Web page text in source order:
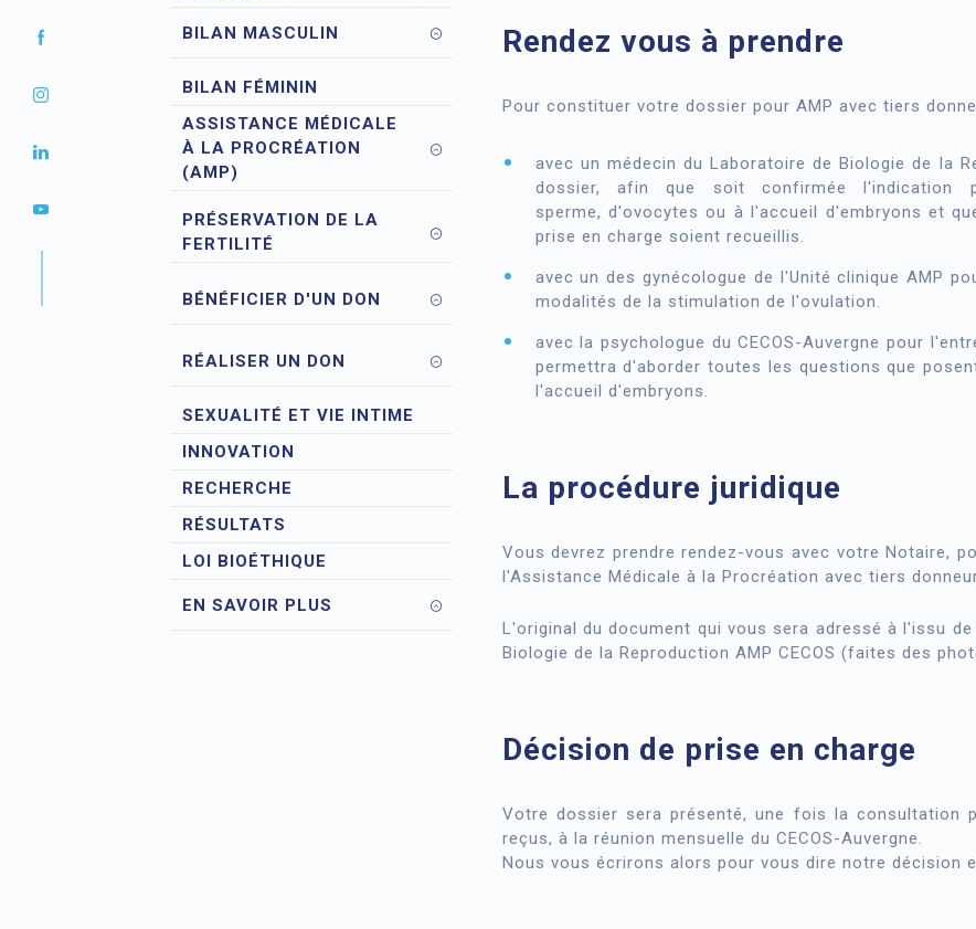
BILAN MASCULIN
BILAN FÉMININ
ASSISTANCE MÉDICALE
À LA PROCRÉATION
(AMP)
PRÉSERVATION DE LA
FERTILITÉ
BÉNÉFICIER D'UN DON
RÉALISER UN DON
SEXUALITÉ ET VIE INTIME
INNOVATION
RECHERCHE
RÉSULTATS
LOI BIOÉTHIQUE
EN SAVOIR PLUS
Rendez vous à prendre
Pour constituer votre dossier pour AMP avec tiers
avec un médecin du Laboratoire de Biologie de la
dossier, afin que soit confirmée
sperme, d'ovocytes ou à l'accueil d'embryons et
prise en charge soient recueillis.
avec un des gynécologue de l'Unité clinique AMP
modalités de la stimulation de l'ovulation.
avec la psychologue du CECOS-Auvergne pour
permettra d'aborder toutes les questions que
l'accueil d'embryons.
La procédure juridique
Vous devrez prendre rendez-vous avec votre Notaire,
l'Assistance Médicale à la Procréation avec tiers
L'original du document qui vous sera adressé à l'issu
Biologie de la Reproduction AMP CECOS (faites des
Décision de prise en charge
Votre dossier sera présenté, une fois la consultation
reçus, à la réunion mensuelle du CECOS-Auvergne.
Nous vous écrirons alors pour vous dire notre décision